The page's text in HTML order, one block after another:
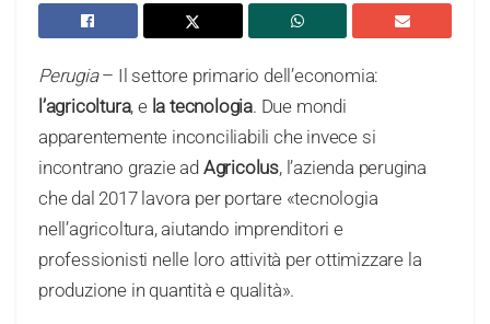
Perugia– Il settore primario dell’economia:
l’agricoltura, e la tecnologia. Due mondi
apparentemente inconciliabili che invece si
incontrano grazie ad Agricolus, l’azienda perugina
che dal 2017 lavora per portare «tecnologia
nell’agricoltura, aiutando imprenditori e
professionisti nelle loro attività per ottimizzare la
produzione in quantità e qualità».